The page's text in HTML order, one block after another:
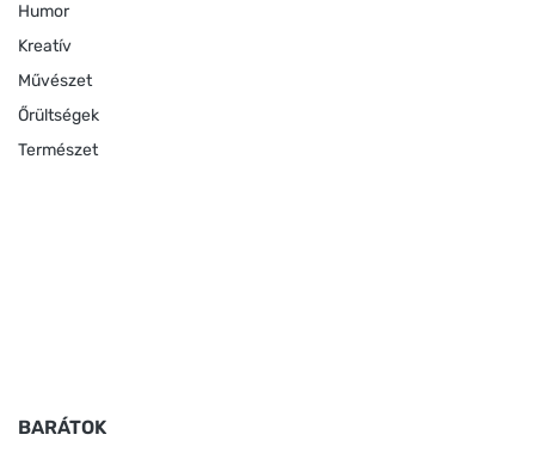
Humor
Kreatív
Művészet
Őrültségek
Természet
BARÁTOK